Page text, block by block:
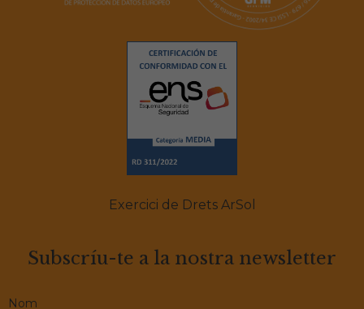
Exercici de Drets ArSol
Subscríu-te a la nostra newsletter